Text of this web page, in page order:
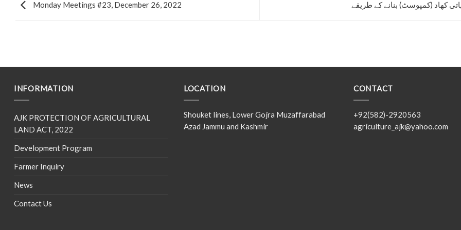
Monday Meetings #23, December 26, 2022
INFORMATION
AJK PROTECTION OF AGRICULTURAL
LAND ACT, 2022
Development Program
Farmer Inquiry
News
Contact Us
LOCATION
Shouket lines, Lower Gojra Muzaffarabad
Azad Jammu and Kashmir
CONTACT
+92(582)-2920563
agriculture_ajk@yahoo.com